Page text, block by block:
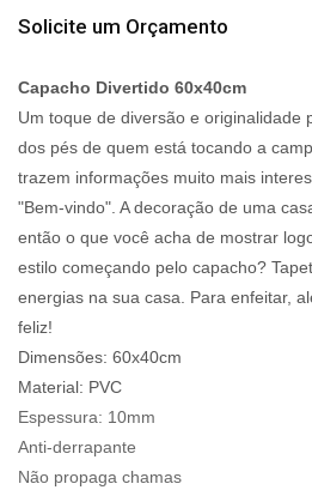
Solicite um Orçamento
Capacho Divertido 60x40cm
Um toque de diversão e originalidade
dos pés de quem está tocando a
trazem informações muito mais
"Bem-vindo". A decoração de uma
então o que você acha de mostrar
estilo começando pelo capacho?
energias na sua casa. Para enfeitar,
feliz!
Dimensões: 60x40cm
Material: PVC
Espessura: 10mm
Anti-derrapante
Não propaga chamas